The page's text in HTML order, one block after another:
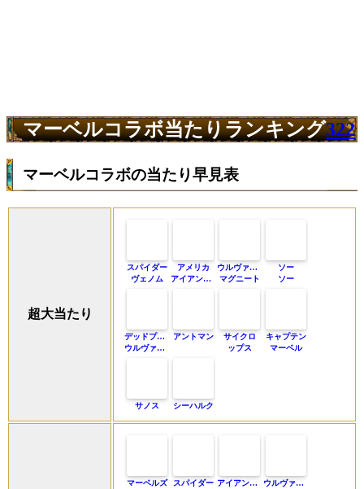
マーベルコラボ当たりランキング322
マーベルコラボの当たり早見表
超大当たり
スパイダー
ヴェノム
アメリカ
アイアンマン
ウルヴァリン
マグニート
ソー
ソー
デッドプール
ウルヴァリン
アントマン
サイクロ
ップス
キャプテン
マーベル
サノス シーハルク
マーベルズ
スパイダー
アイアンマン ウルヴァリン